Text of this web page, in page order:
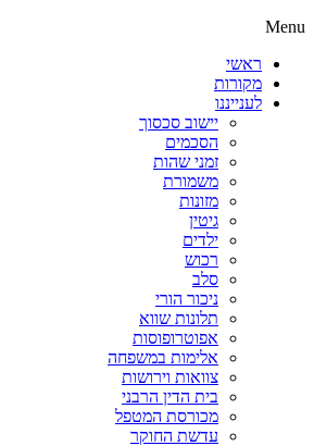
Menu
ראשי
מקורות
לענייננו
יישוב סכסוך
הסכמים
זמני שהות
משמורת
מזונות
גיטין
ילדים
רכוש
סלב
ניכור הורי
תלונות שווא
אפוטרופוסות
אלימות במשפחה
צוואות וירושות
בית הדין הרבני
מכורסת המטפל
עדשת החוקר